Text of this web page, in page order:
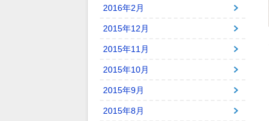
2016年2月
2015年12月
2015年11月
2015年10月
2015年9月
2015年8月